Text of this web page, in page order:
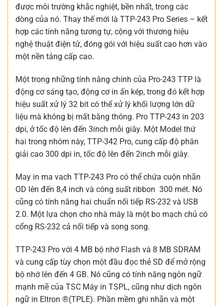
được môi trường khắc nghiệt, bền nhất, trong các
dòng của nó. Thay thế mới là TTP-243 Pro Series – kết
hợp các tính năng tương tự, cộng với thương hiệu
nghệ thuật điện tử, đóng gói với hiệu suất cao hơn vào
một nền tảng cấp cao.
Một trong những tính năng chính của Pro-243 TTP là
động cơ sáng tạo, động cơ in ấn kép, trong đó kết hợp
hiệu suất xử lý 32 bit có thể xử lý khối lượng lớn dữ
liệu mà không bị mất băng thông. Pro TTP-243 in 203
dpi, ở tốc độ lên đến 3inch mỗi giây. Một Model thứ
hai trong nhóm này, TTP-342 Pro, cung cấp độ phân
giải cao 300 dpi in, tốc độ lên đến 2inch mỗi giây.
May in ma vach TTP-243 Pro có thể chứa cuộn nhãn
OD lên đến 8,4 inch và công suất ribbon 300 mét. Nó
cũng có tính năng hai chuẩn nối tiếp RS-232 và USB
2.0. Một lựa chọn cho nhà máy là một bo mạch chủ có
cổng RS-232 cả nối tiếp và song song.
TTP-243 Pro với 4 MB bộ nhớ Flash và 8 MB SDRAM
và cung cấp tùy chọn một đầu đọc thẻ SD để mở rộng
bộ nhớ lên đến 4 GB. Nó cũng có tính năng ngôn ngữ
mạnh mẽ của TSC Máy in TSPL, cũng như dịch ngôn
ngữ in Eltron ®(TPLE). Phần mềm ghi nhãn và một